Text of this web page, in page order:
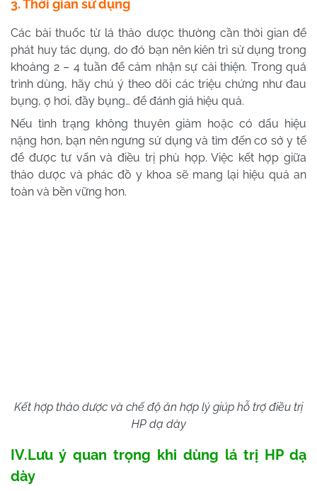
3. Thời gian sử dụng
Các bài thuốc từ lá thảo dược thường cần thời gian để
phát huy tác dụng, do đó bạn nên kiên trì sử dụng trong
khoảng 2 – 4 tuần để cảm nhận sự cải thiện. Trong quá
trình dùng, hãy chú ý theo dõi các triệu chứng như đau
bụng, ợ hơi, đầy bụng… để đánh giá hiệu quả.
Nếu tình trạng không thuyên giảm hoặc có dấu hiệu
nặng hơn, bạn nên ngưng sử dụng và tìm đến cơ sở y tế
để được tư vấn và điều trị phù hợp. Việc kết hợp giữa
thảo dược và phác đồ y khoa sẽ mang lại hiệu quả an
toàn và bền vững hơn.
Kết hợp thảo dược và chế độ ăn hợp lý giúp hỗ trợ điều trị
HP dạ dày
IV.Lưu ý quan trọng khi dùng lá trị HP dạ
dày